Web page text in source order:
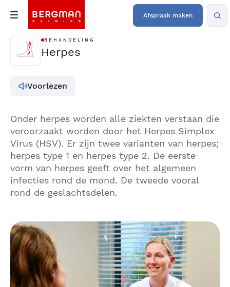
Afspraak maken
BEHANDELING
Herpes
Voorlezen
Onder herpes worden alle ziekten verstaan die
veroorzaakt worden door het Herpes Simplex
Virus (HSV). Er zijn twee varianten van herpes;
herpes type 1 en herpes type 2. De eerste
vorm van herpes geeft over het algemeen
infecties rond de mond. De tweede vooral
rond de geslachtsdelen.